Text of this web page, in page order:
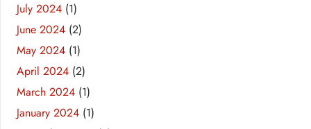
July 2024 (1)
June 2024 (2)
May 2024 (1)
April 2024 (2)
March 2024 (1)
January 2024 (1)